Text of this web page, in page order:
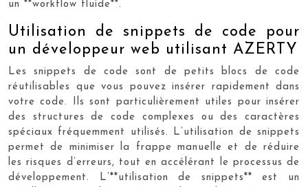
un **workflow fluide**.
Utilisation de snippets de code pour
un développeur web utilisant AZERTY
Les snippets de code sont de petits blocs de code
réutilisables que vous pouvez insérer rapidement dans
votre code. Ils sont particulièrement utiles pour insérer
des structures de code complexes ou des caractères
spéciaux fréquemment utilisés. L’utilisation de snippets
permet de minimiser la frappe manuelle et de réduire
les risques d’erreurs, tout en accélérant le processus de
développement. L’**utilisation de snippets** est un